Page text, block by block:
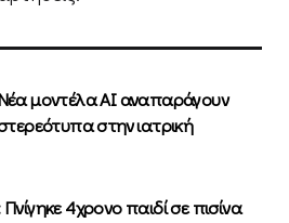
μοντέλα ΑΙ αναπαράγουν
στην ιατρική
4χρονο παιδί σε πισίνα